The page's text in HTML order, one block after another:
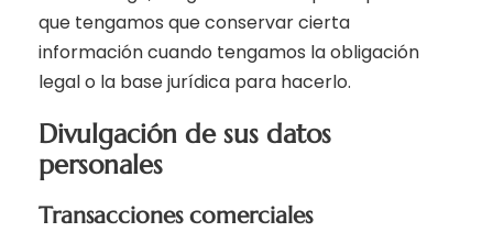
que tengamos que conservar cierta
información cuando tengamos la obligación
legal o la base jurídica para hacerlo.
Divulgación de sus datos
personales
Transacciones comerciales